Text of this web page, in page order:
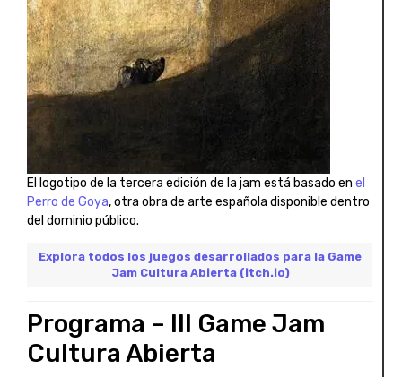
El logotipo de la tercera edición de la jam está basado en el
Perro de Goya, otra obra de arte española disponible dentro
del dominio público.
Explora todos los juegos desarrollados para la Game
Jam Cultura Abierta (itch.io)
Programa – III Game Jam
Cultura Abierta